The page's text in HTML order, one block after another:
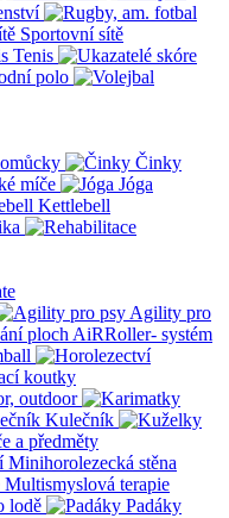
Sportovní sítě
Tenis
polo
Činky
míče
Jóga
Kettlebell
Agility pro
AiRRoller- systém
koutky
outdoor
Kulečník
a předměty
Minihorolezecká stěna
Multismyslová terapie
lodě
Padáky